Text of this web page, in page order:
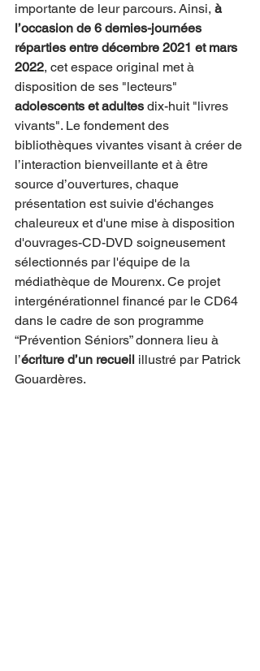
importante de leur parcours. Ainsi, à
l’occasion de 6 demies-journées
réparties entre décembre 2021 et mars
2022, cet espace original met à
disposition de ses "lecteurs"
adolescents et adultes dix-huit "livres
vivants". Le fondement des
bibliothèques vivantes visant à créer de
l’interaction bienveillante et à être
source d’ouvertures, chaque
présentation est suivie d'échanges
chaleureux et d'une mise à disposition
d'ouvrages-CD-DVD soigneusement
sélectionnés par l'équipe de la
médiathèque de Mourenx. Ce projet
intergénérationnel financé par le CD64
dans le cadre de son programme
“Prévention Séniors” donnera lieu à
l’écriture d’un recueil illustré par Patrick
Gouardères.